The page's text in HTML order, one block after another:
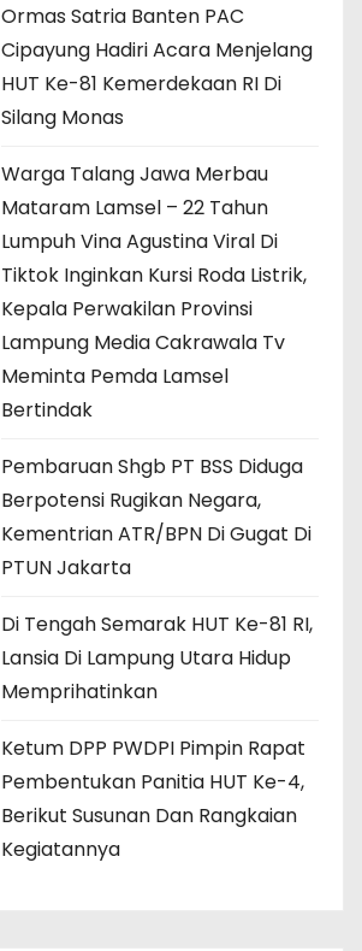
Ormas Satria Banten PAC
Cipayung Hadiri Acara Menjelang
HUT Ke-81 Kemerdekaan RI Di
Silang Monas
Warga Talang Jawa Merbau
Mataram Lamsel – 22 Tahun
Lumpuh Vina Agustina Viral Di
Tiktok Inginkan Kursi Roda Listrik,
Kepala Perwakilan Provinsi
Lampung Media Cakrawala Tv
Meminta Pemda Lamsel
Bertindak
Pembaruan Shgb PT BSS Diduga
Berpotensi Rugikan Negara,
Kementrian ATR/BPN Di Gugat Di
PTUN Jakarta
Di Tengah Semarak HUT Ke-81 RI,
Lansia Di Lampung Utara Hidup
Memprihatinkan
Ketum DPP PWDPI Pimpin Rapat
Pembentukan Panitia HUT Ke-4,
Berikut Susunan Dan Rangkaian
Kegiatannya